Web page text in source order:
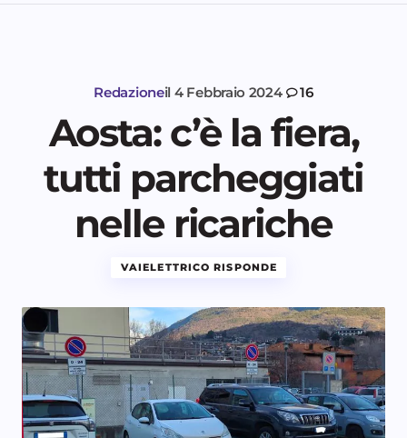
Redazioneil 4 Febbraio 2024 16
Aosta: c’è la fiera,
tutti parcheggiati
nelle ricariche
VAIELETTRICO RISPONDE